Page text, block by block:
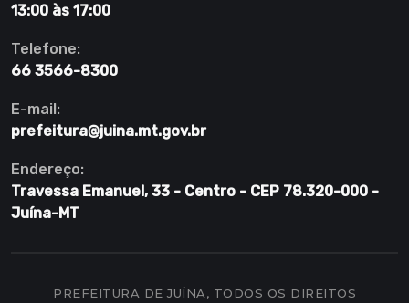
13:00 às 17:00
Telefone:
66 3566-8300
E-mail:
prefeitura@juina.mt.gov.br
Endereço:
Travessa Emanuel, 33 - Centro - CEP 78.320-000 -
Juína-MT
PREFEITURA DE JUÍNA, TODOS OS DIREITOS